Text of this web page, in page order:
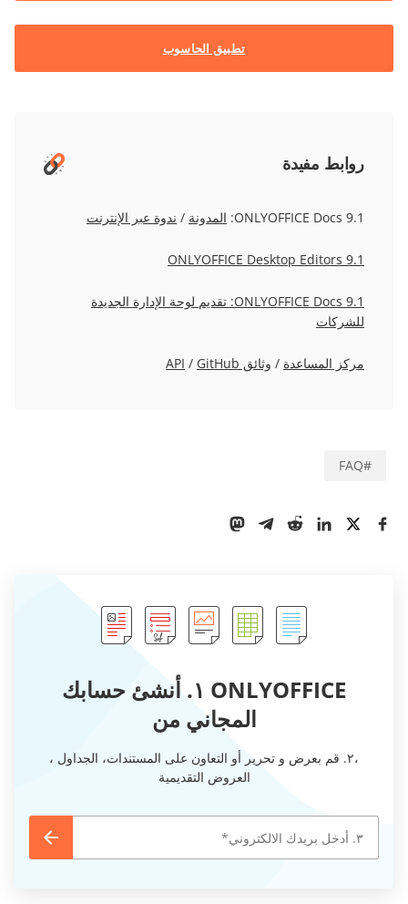
تطبيق الحاسوب
روابط مفيدة
ONLYOFFICE Docs 9.1: المدونة / ندوة عبر الإنترنت
ONLYOFFICE Desktop Editors 9.1
ONLYOFFICE Docs 9.1: تقديم لوحة الإدارة الجديدة
للشركات
مركز المساعدة / وثائق API / GitHub
#
FAQ
ONLYOFFICE ١. أنشئ حسابك
المجاني من
،٢. قم بعرض و تحرير أو التعاون على المستندات، الجداول ،
العروض التقديمية